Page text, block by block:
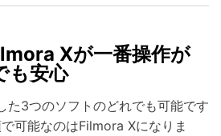
Xが一番操作が
も安心
た3つのソフトのどれでも可能です
可能なのはFilmora Xになりま